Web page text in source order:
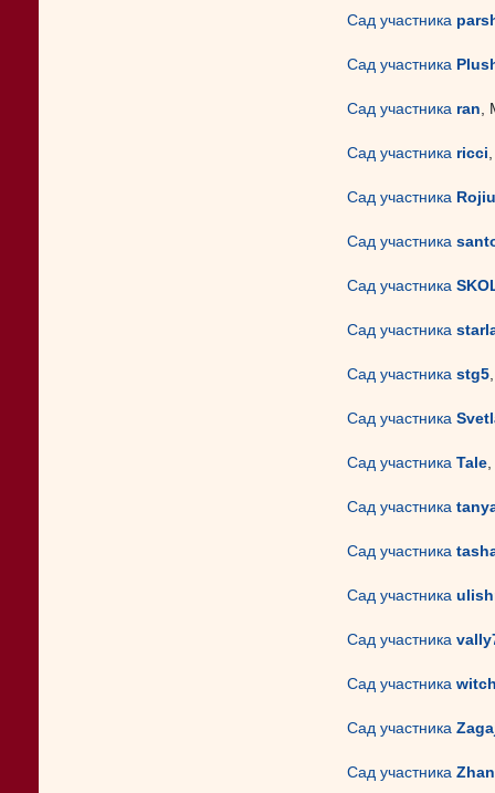
Сад участника
Сад участника
Сад участника ran,
Сад участника ricci
Сад участника
Сад участника
Сад участника
Сад участника
Сад участника stg5
Сад участника
Сад участника Tale,
Сад участника
Сад участника
Сад участника
Сад участника
Сад участника
Сад участника
Сад участника